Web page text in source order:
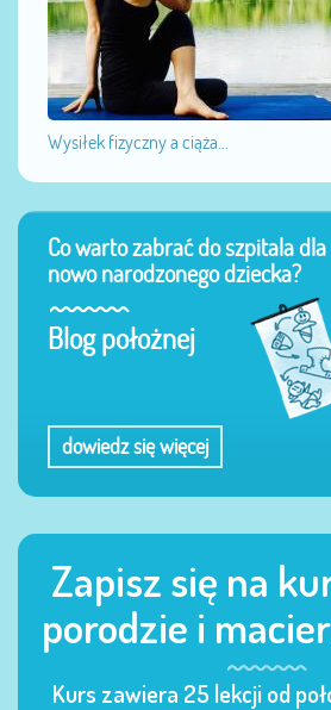
Wysiłek fizyczny a ciąża...
Co warto zabrać do szpitala dla
nowo narodzonego dziecka?
Blog położnej
dowiedz się więcej
Zapisz się na
porodzie i
Kurs zawiera 25 lekcji od